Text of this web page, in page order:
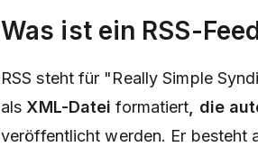
Was ist ein RSS-
RSS steht für "Really Simple
als XML-Datei formatiert, die
veröffentlicht werden. Er besteht